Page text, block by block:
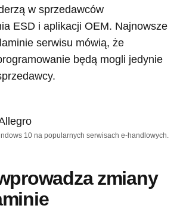
w sprzedawców
ESD i aplikacji OEM. Najnowsze
serwisu mówią, że
będą mogli jedynie
10 na popularnych serwisach e-handlowych.
zmiany